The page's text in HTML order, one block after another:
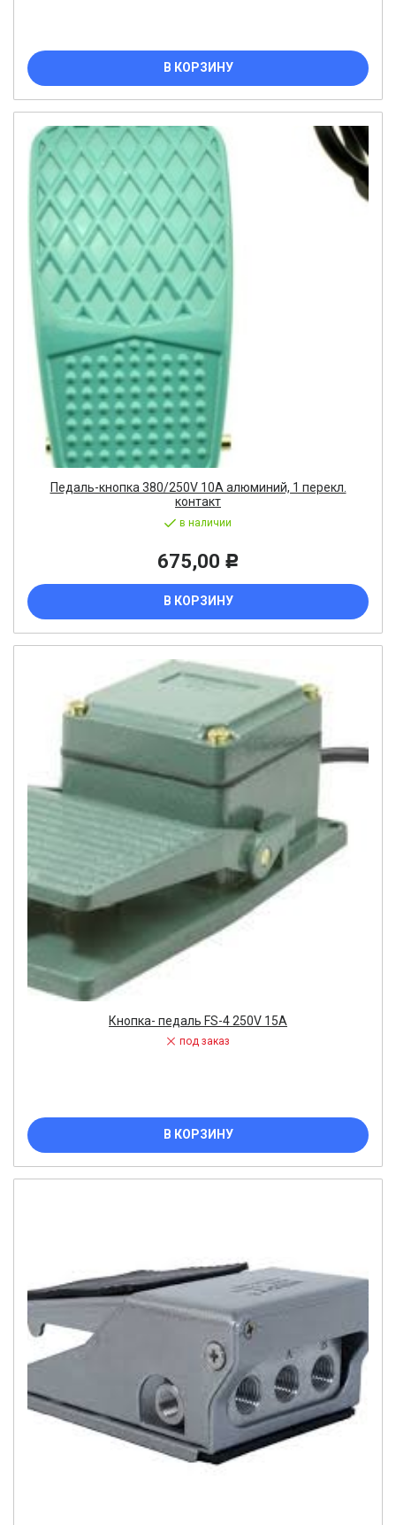
В КОРЗИНУ
Педаль-кнопка 380/250V 10A алюминий, 1 перекл.
контакт
в наличии
675,00 Р
В КОРЗИНУ
Кнопка- педаль FS-4 250V 15A
под заказ
В КОРЗИНУ